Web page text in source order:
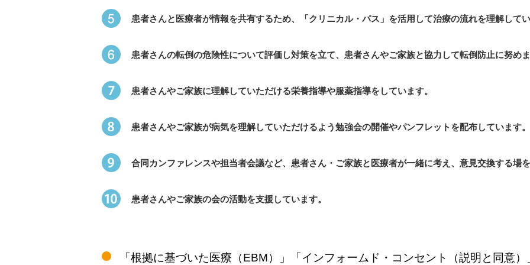
患者さんと医療者が情報を共有するため、「クリニカル・パス」を活用して治療の流れを理解して
患者さんの転倒の危険性について評価し対策を立て、患者さんやご家族と協力して転倒防止に努め
患者さんやご家族に理解していただける栄養指導や服薬指導をしています。
患者さんやご家族が病気を理解していただけるよう勉強会の開催やパンフレットを配布しています。
合同カンファレンスや担当者会議など、患者さん・ご家族と医療者が一緒に考え、意見交換する場
患者さんやご家族の会の活動を支援しています。
「根拠に基づいた医療（EBM）」「インフォームド・コンセント（説明と同意